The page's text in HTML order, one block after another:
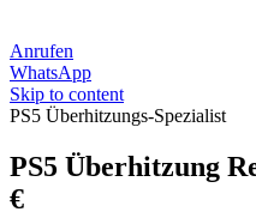
Anrufen
WhatsApp
Skip to content
PS5 Überhitzungs-Spezialist
PS5 Überhitzung
€